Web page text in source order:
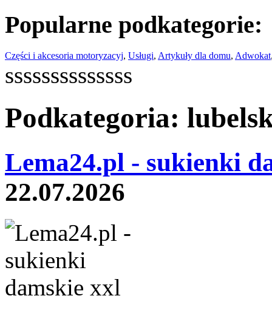
Popularne podkategorie:
Części i akcesoria motoryzacyj, Usługi, Artykuły dla domu, Adwokat
ssssssssssssss
Podkategoria:
Lema24.pl - sukienki
22.07.2026